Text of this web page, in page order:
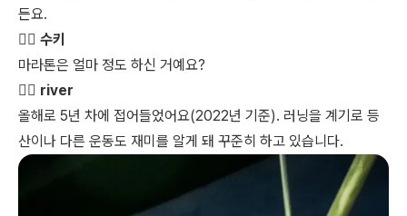
든요.
👩‍⚖️ 수키
마라톤은 얼마 정도 하신 거예요?
🏃‍♀️ river
올해로 5년 차에 접어들었어요(2022년 기준). 러닝을 계기로 등
산이나 다른 운동도 재미를 알게 돼 꾸준히 하고 있습니다.